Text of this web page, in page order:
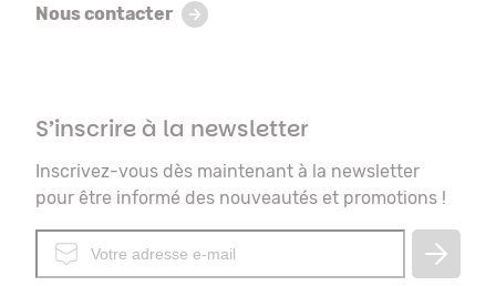
Nous contacter
S’inscrire à la newsletter
Inscrivez-vous dès maintenant à la newsletter
pour être informé des nouveautés et promotions !